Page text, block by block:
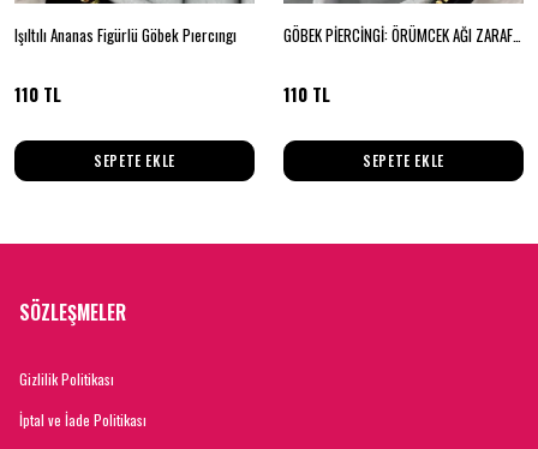
Işıltılı Ananas Figürlü Göbek Pıercıngı
110 TL
SEPETE EKLE
GÖBEK PİERCİNGİ: ÖRÜMCEK AĞI ZARAFETİ
110 TL
SEPETE EKLE
SÖZLEŞMELER
Gizlilik Politikası
İptal ve İade Politikası